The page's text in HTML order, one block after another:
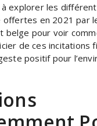
à explorer les
offertes en 2021 par
belge pour voir
de ces incitations
positif pour